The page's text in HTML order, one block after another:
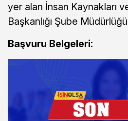
yer alan İnsan Kaynakları
Başkanlığı Şube Müdürlüğü
Başvuru Belgeleri: